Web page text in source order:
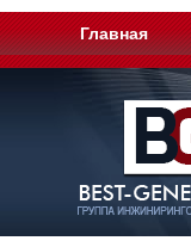
Главная